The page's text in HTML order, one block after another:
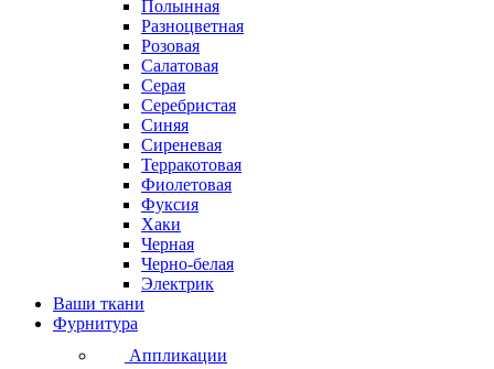
Полынная
Разноцветная
Розовая
Салатовая
Серая
Серебристая
Синяя
Сиреневая
Терракотовая
Фиолетовая
Фуксия
Хаки
Черная
Черно-белая
Электрик
Ваши ткани
Фурнитура
Аппликации